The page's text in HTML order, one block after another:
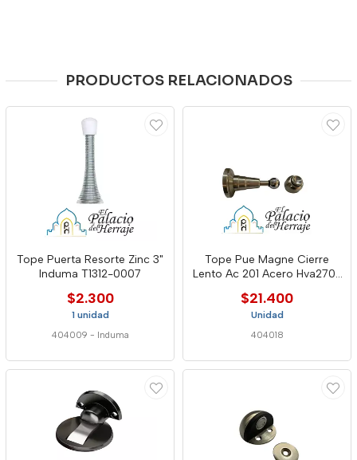
PRODUCTOS RELACIONADOS
Tope Puerta Resorte Zinc 3"
Induma T1312-0007
$2.300
1 unidad
404009 - Induma
Tope Pue Magne Cierre
Lento Ac 201 Acero Hva270-
$21.400
Unidad
404018